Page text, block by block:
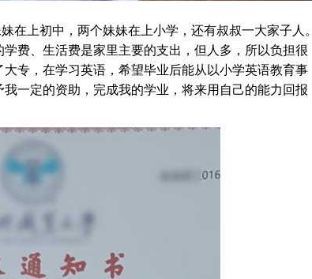
在上初中，两个妹妹在上小学，还有叔叔一大家子人。
费、生活费是家里主要的支出，但人多，所以负担很
专，在学习英语，希望毕业后能从以小学英语教育事
一定的资助，完成我的学业，将来用自己的能力回报